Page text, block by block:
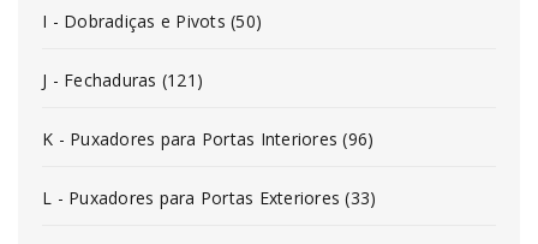
I - Dobradiças e Pivots (50)
J - Fechaduras (121)
K - Puxadores para Portas Interiores (96)
L - Puxadores para Portas Exteriores (33)